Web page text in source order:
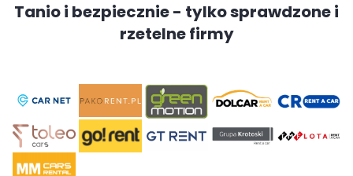
Tanio i bezpiecznie - tylko sprawdzone i
rzetelne firmy